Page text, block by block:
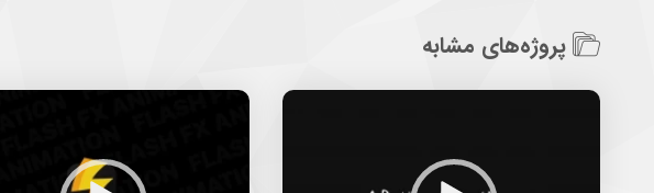
پروژه‌های مشابه